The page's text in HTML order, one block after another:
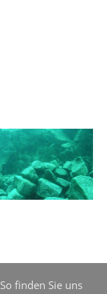
So finden Sie uns